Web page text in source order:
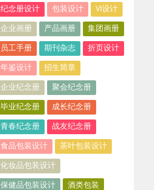
纪念册设计 包装设计 VI设计
企业画册 产品画册 集团画册
员工手册 期刊杂志 折页设计
年鉴设计 招生简章
企业纪念册 聚会纪念册
毕业纪念册 成长纪念册
青春纪念册 战友纪念册
食品包装设计 茶叶包装设计
化妆品包装设计
保健品包装设计 酒类包装